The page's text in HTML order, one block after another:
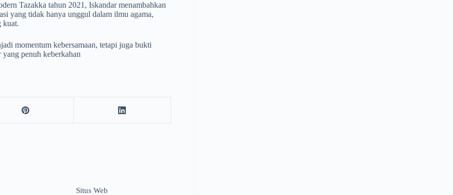
Tazakka tahun 2021, Iskandar menambahkan
yang tidak hanya unggul dalam ilmu agama,
kuat.
momentum kebersamaan, tetapi juga bukti
yang penuh keberkahan
Situs Web